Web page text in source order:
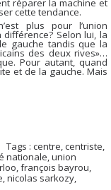
réparer la machine et
cette tendance.
plus pour l’union
Selon lui, la
gauche tandis que la
des deux rives»…
Pour autant, quand
et de la gauche. Mais
Tags :centre,centriste,
nationale,union
,françois bayrou,
,nicolas sarkozy,